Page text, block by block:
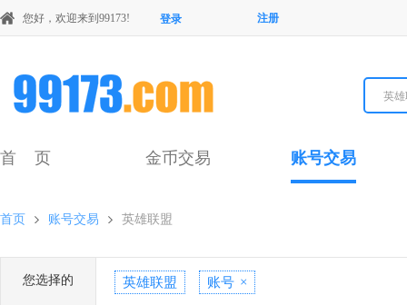
您好，欢迎来到99173! 登录 注册
英
首 页 金币交易 账号交易
首页 账号交易 英雄联盟
您选择的 英雄联盟 账号 ×